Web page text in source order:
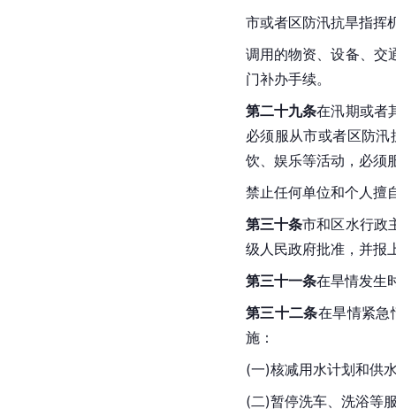
市或者区防汛抗旱指挥
调用的物资、设备、交
门补办手续。
第二十九条在汛期或者
必须服从市或者区防
饮、娱乐等活动，必须
禁止任何单位和个人擅
第三十条市和区水行政
级人民政府批准，并报
第三十一条在旱情发生
第三十二条在旱情紧急
施：
(一)核减用水计划和供
(二)暂停洗车、洗浴等